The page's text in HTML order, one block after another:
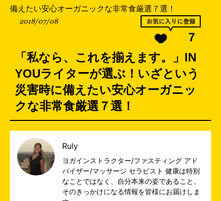
備えたい安心オーガニックな非常食厳選７選！
2018/07/08
7
「私なら、これを揃えます。」IN
YOUライターが選ぶ！いざという
災害時に備えたい安心オーガニッ
クな非常食厳選７選！
Ruly
ヨガインストラクター/ファスティング アド
バイザー/マッサージ セラピスト 健康は特別
なことではなく、自分本来の姿であること。
そのきっかけになる情報を皆様にお届けしま